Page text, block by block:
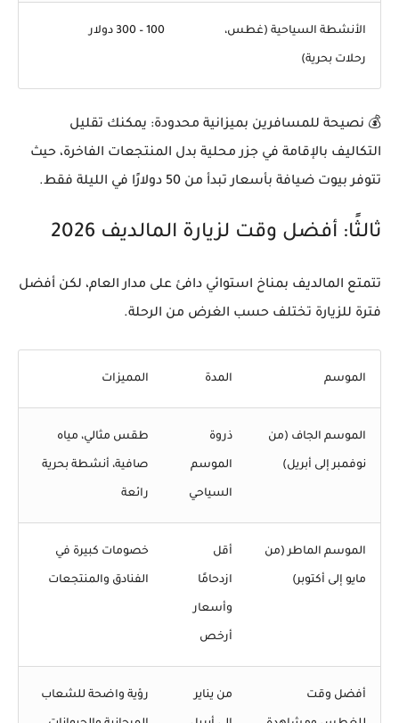
الأنشطة السياحية (غطس،
رحلات بحرية)
100 – 300 دولار
💰 نصيحة للمسافرين بميزانية محدودة: يمكنك تقليل
التكاليف بالإقامة في جزر محلية بدل المنتجعات الفاخرة، حيث
تتوفر بيوت ضيافة بأسعار تبدأ من 50 دولارًا في الليلة فقط.
ثالثًا: أفضل وقت لزيارة المالديف 2026
تتمتع المالديف بمناخ استوائي دافئ على مدار العام، لكن أفضل
فترة للزيارة تختلف حسب الغرض من الرحلة.
الموسم المدة المميزات
الموسم الجاف (من
نوفمبر إلى أبريل)
ذروة
الموسم
السياحي
طقس مثالي، مياه
صافية، أنشطة بحرية
رائعة
الموسم الماطر (من
مايو إلى أكتوبر)
أقل
ازدحامًا
وأسعار
أرخص
خصومات كبيرة في
الفنادق والمنتجعات
أفضل وقت من يناير رؤية واضحة للشعاب